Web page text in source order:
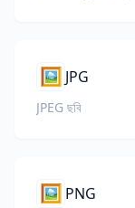
🖼️ JPG
JPEG ছবি
🖼️ PNG